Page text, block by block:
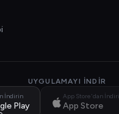
UYGULAMAYI İNDIR
İndirin
Play
App Store'dan
App Store